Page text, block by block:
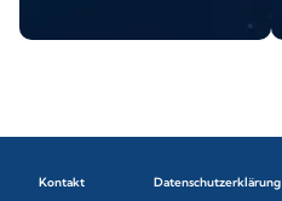
Kontakt Datenschutzerklärung